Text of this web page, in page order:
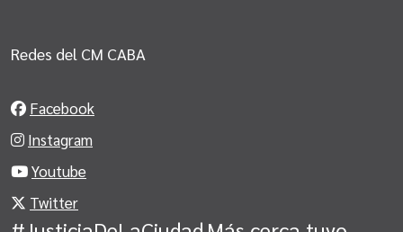
Redes del CM CABA
Facebook
Instagram
Youtube
Twitter